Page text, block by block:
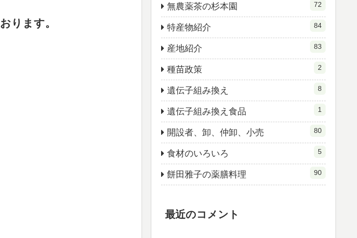
ります。
無農薬茶の杉本園 72
特産物紹介 84
産地紹介 83
種苗政策 2
遺伝子組み換え 8
遺伝子組み換え食品 1
開設者、卸、仲卸、小売 80
食材のいろいろ 5
餅田雅子の薬膳料理 90
最近のコメント